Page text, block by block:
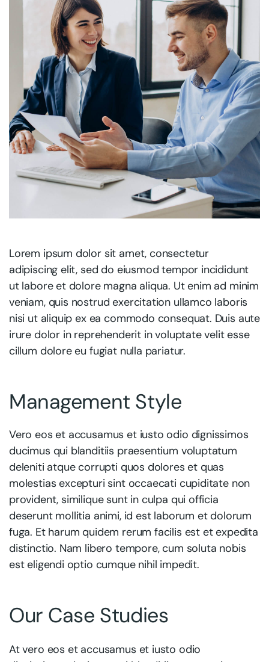
Lorem ipsum dolor sit amet, consectetur
adipiscing elit, sed do eiusmod tempor incididunt
ut labore et dolore magna aliqua. Ut enim ad minim
veniam, quis nostrud exercitation ullamco laboris
nisi ut aliquip ex ea commodo consequat. Duis aute
irure dolor in reprehenderit in voluptate velit esse
cillum dolore eu fugiat nulla pariatur.
Management Style
Vero eos et accusamus et iusto odio dignissimos
ducimus qui blanditiis praesentium voluptatum
deleniti atque corrupti quos dolores et quas
molestias excepturi sint occaecati cupiditate non
provident, similique sunt in culpa qui officia
deserunt mollitia animi, id est laborum et dolorum
fuga. Et harum quidem rerum facilis est et expedita
distinctio. Nam libero tempore, cum soluta nobis
est eligendi optio cumque nihil impedit.
Our Case Studies
At vero eos et accusamus et iusto odio